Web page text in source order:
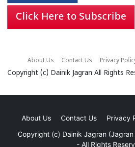
Click Here to Subscribe
About Us Contact Us Privacy
Copyright (c) Dainik Jagran All Rights
About Us Contact Us Privacy
Copyright (c) Dainik Jagran
- All Rights